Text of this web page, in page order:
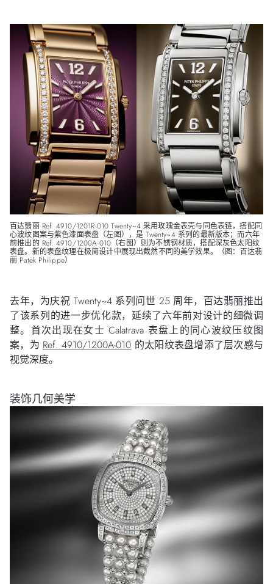
百达翡丽 Ref. 4910/1201R-010 Twenty~4 采用玫瑰金表壳与同色表链，搭配同
心波纹图案与紫色漆面表盘（左图），是 Twenty~4 系列的最新版本；而六年
前推出的 Ref. 4910/1200A-010（右图）则为不锈钢材质，搭配深灰色太阳纹
表盘。新的表盘纹理在极简设计中展现出截然不同的美学效果。（图：百达翡
丽 Patek Philippe）
去年，为庆祝 Twenty~4 系列问世 25 周年，百达翡丽推出
了该系列的进一步优化款，延续了六年前对设计的细微调
整。首次出现在女士 Calatrava 表盘上的同心波纹压纹图
案，为 Ref. 4910/1200A-010 的太阳纹表盘增添了层次感与
视觉深度。
装饰几何美学